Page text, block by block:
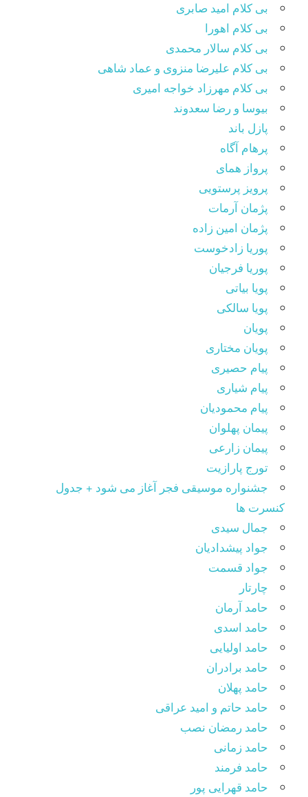
بی کلام امید صابری
بی کلام اهورا
بی کلام سالار محمدی
بی کلام علیرضا منزوی و عماد شاهی
بی کلام مهرزاد خواجه امیری
بیوسا و رضا سعدوند
پازل باند
پرهام آگاه
پرواز همای
پرویز پرستویی
پژمان آرمات
پژمان امین زاده
پوریا زادخوست
پوریا فرجیان
پویا بیاتی
پویا سالکی
پویان
پویان مختاری
پیام حصیری
پیام شیاری
پیام محمودیان
پیمان پهلوان
پیمان زارعی
تورج پارازیت
جشنواره موسیقی فجر آغاز می شود + جدول
کنسرت ها
جمال سیدی
جواد پیشدادیان
جواد قسمت
چارتار
حامد آرمان
حامد اسدی
حامد اولیایی
حامد برادران
حامد پهلان
حامد حاتم و امید عراقی
حامد رمضان نصب
حامد زمانی
حامد فرمند
حامد قهرایی پور